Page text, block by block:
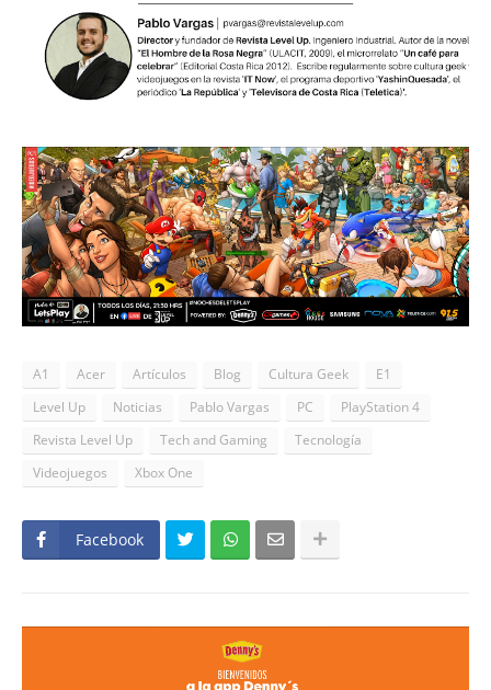
A1 Acer Artículos Blog Cultura Geek
E1
Level Up
Noticias Pablo Vargas PC
PlayStation 4
Revista Level Up
Tech and Gaming
Tecnología
Videojuegos
Xbox One
Facebook